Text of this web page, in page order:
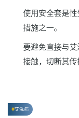
使用安全套是
措施之一。
要避免直接与
接触，切断其传
艾滋病